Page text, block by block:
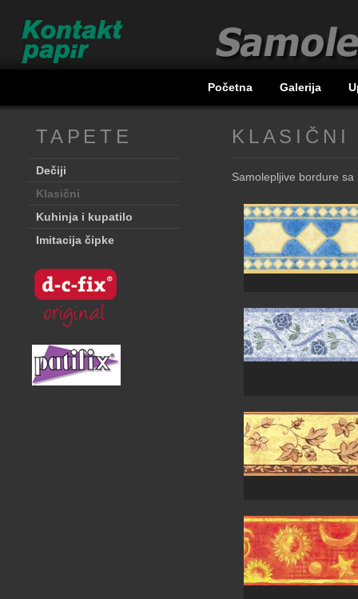
Početna Galerija
TAPETE
Dečiji
Klasični
Kuhinja i kupatilo
Imitacija čipke
KLASIČNI
Samolepljive bordure